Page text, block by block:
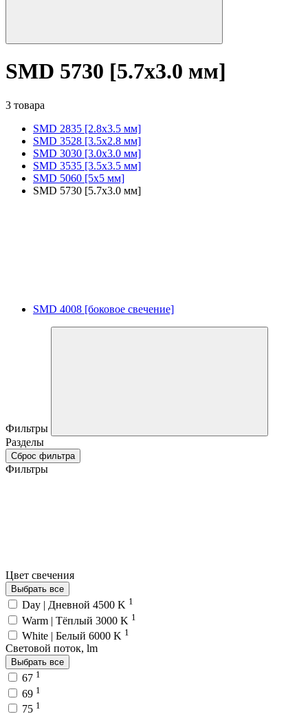
SMD 5730 [5.7х3.0 мм]
3 товара
SMD 2835 [2.8x3.5 мм]
SMD 3528 [3.5х2.8 мм]
SMD 3030 [3.0x3.0 мм]
SMD 3535 [3.5x3.5 мм]
SMD 5060 [5x5 мм]
SMD 5730 [5.7х3.0 мм]
SMD 4008 [боковое свечение]
Фильтры
Разделы
Сброс фильтра
Фильтры
Цвет свечения
Выбрать все
Day | Дневной 4500 K 1
Warm | Тёплый 3000 K 1
White | Белый 6000 K 1
Световой поток, lm
Выбрать все
67 1
69 1
75 1